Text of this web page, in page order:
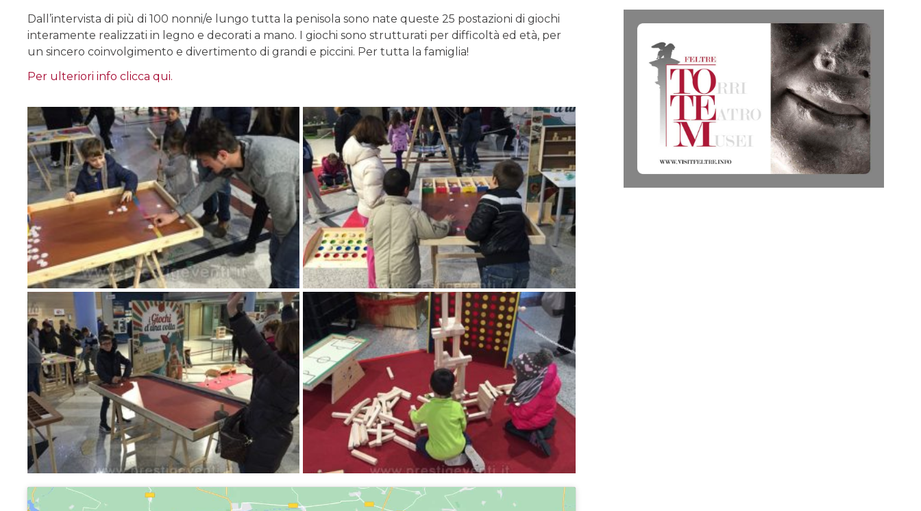
Dall’intervista di più di 100 nonni/e lungo tutta la penisola sono nate queste 25 postazioni di giochi
interamente realizzati in legno e decorati a mano. I giochi sono strutturati per difficoltà ed età, per
un sincero coinvolgimento e divertimento di grandi e piccini. Per tutta la famiglia!
Per ulteriori info clicca qui.